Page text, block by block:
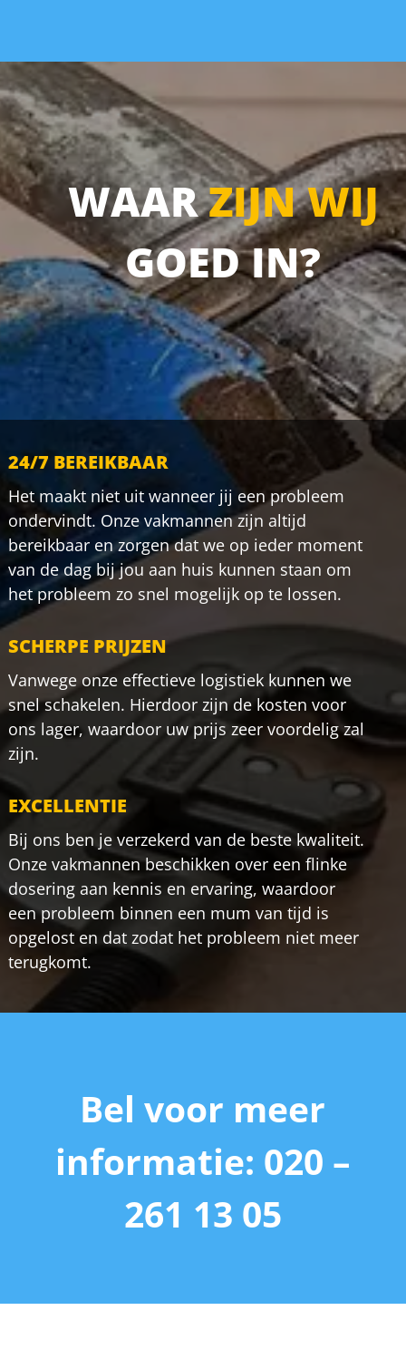
WAARZIJN WIJ
GOED IN?
24/7 BEREIKBAAR
Het maakt niet uit wanneer jij een probleem
ondervindt. Onze vakmannen zijn altijd
bereikbaar en zorgen dat we op ieder moment
van de dag bij jou aan huis kunnen staan om
het probleem zo snel mogelijk op te lossen.
SCHERPE PRIJZEN
Vanwege onze effectieve logistiek kunnen we
snel schakelen. Hierdoor zijn de kosten voor
ons lager, waardoor uw prijs zeer voordelig zal
zijn.
EXCELLENTIE
Bij ons ben je verzekerd van de beste kwaliteit.
Onze vakmannen beschikken over een flinke
dosering aan kennis en ervaring, waardoor
een probleem binnen een mum van tijd is
opgelost en dat zodat het probleem niet meer
terugkomt.
Bel voor meer
informatie: 020 –
261 13 05